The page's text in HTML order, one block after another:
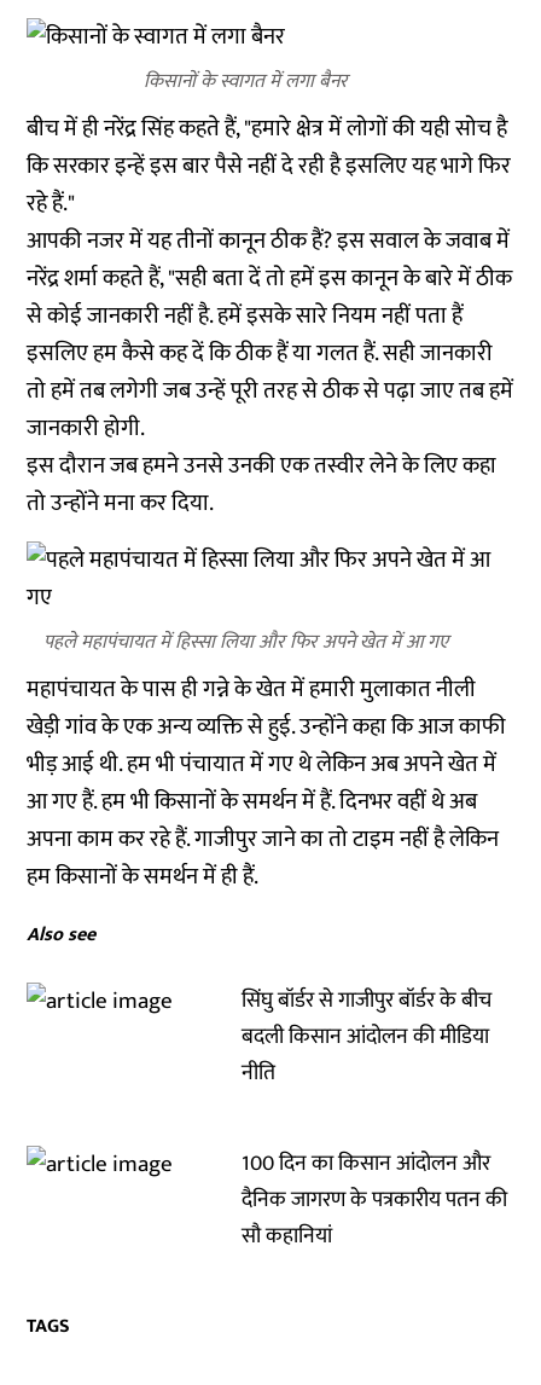
किसानों के स्वागत में लगा बैनर
बीच में ही नरेंद्र सिंह कहते हैं, "हमारे क्षेत्र में लोगों की यही सोच है
कि सरकार इन्हें इस बार पैसे नहीं दे रही है इसलिए यह भागे फिर
रहे हैं."
आपकी नजर में यह तीनों कानून ठीक हैं? इस सवाल के जवाब में
नरेंद्र शर्मा कहते हैं, "सही बता दें तो हमें इस कानून के बारे में ठीक
से कोई जानकारी नहीं है. हमें इसके सारे नियम नहीं पता हैं
इसलिए हम कैसे कह दें कि ठीक हैं या गलत हैं. सही जानकारी
तो हमें तब लगेगी जब उन्हें पूरी तरह से ठीक से पढ़ा जाए तब हमें
जानकारी होगी.
इस दौरान जब हमने उनसे उनकी एक तस्वीर लेने के लिए कहा
तो उन्होंने मना कर दिया.
पहले महापंचायत में हिस्सा लिया और फिर अपने खेत में आ गए
महापंचायत के पास ही गन्ने के खेत में हमारी मुलाकात नीली
खेड़ी गांव के एक अन्य व्यक्ति से हुई. उन्होंने कहा कि आज काफी
भीड़ आई थी. हम भी पंचायात में गए थे लेकिन अब अपने खेत में
आ गए हैं. हम भी किसानों के समर्थन में हैं. दिनभर वहीं थे अब
अपना काम कर रहे हैं. गाजीपुर जाने का तो टाइम नहीं है लेकिन
हम किसानों के समर्थन में ही हैं.
Also see
सिंघु बॉर्डर से गाजीपुर बॉर्डर के बीच
बदली किसान आंदोलन की मीडिया
नीति
100 दिन का किसान आंदोलन और
दैनिक जागरण के पत्रकारीय पतन की
सौ कहानियां
TAGS